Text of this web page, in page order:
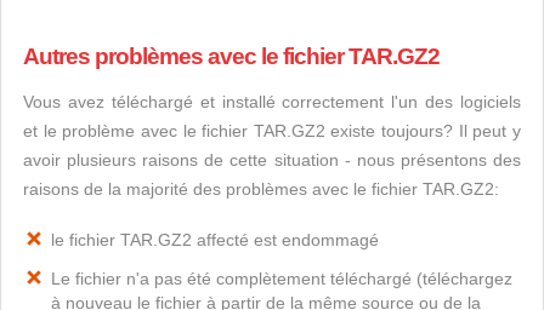
Autres problèmes avec le fichier TAR.GZ2
Vous avez téléchargé et installé correctement l'un des logiciels
et le problème avec le fichier TAR.GZ2 existe toujours? Il peut y
avoir plusieurs raisons de cette situation - nous présentons des
raisons de la majorité des problèmes avec le fichier TAR.GZ2:
le fichier TAR.GZ2 affecté est endommagé
Le fichier n'a pas été complètement téléchargé (téléchargez
à nouveau le fichier à partir de la même source ou de la